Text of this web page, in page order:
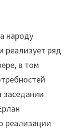
народу
реализует ряд
в том
реализации